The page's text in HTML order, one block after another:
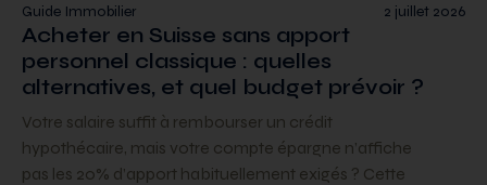
2 juillet 2026
Guide Immobilier
Acheter en Suisse sans apport
personnel classique : quelles
alternatives, et quel budget prévoir ?
Votre salaire suffit à rembourser un crédit
hypothécaire, mais votre compte épargne n’affiche
pas les 20% d’apport habituellement exigés ? Cette